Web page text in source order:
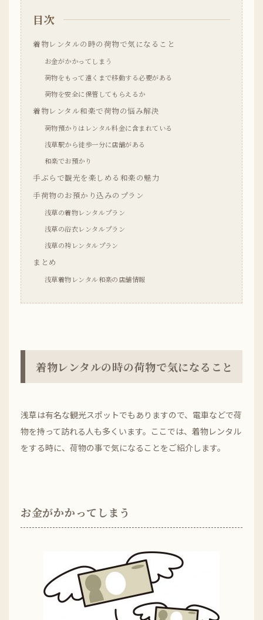
目次
着物レンタルの時の荷物で気になること
お金がかかってしまう
荷物をもって遠くまで移動する必要がある
荷物を安全に保管してもらえるか
着物レンタル和楽で荷物の悩み解決
荷物預かりはレンタル料金に含まれている
浅草駅から徒歩一分に店舗がある
和楽でお預かり
手ぶらで観光を楽しめる和楽の魅力
手荷物のお預かり込みのプラン
浅草の着物レンタルプラン
浅草の浴衣レンタルプラン
浅草の袴レンタルプラン
まとめ
浅草着物レンタル和楽の店舗情報
着物レンタルの時の荷物で気になること
浅草は有名な観光スポットでもありますので、電車などで荷
物を持って訪れる人も多くいます。ここでは、着物レンタル
をする時に、荷物の事で気になることをご紹介します。
お金がかかってしまう